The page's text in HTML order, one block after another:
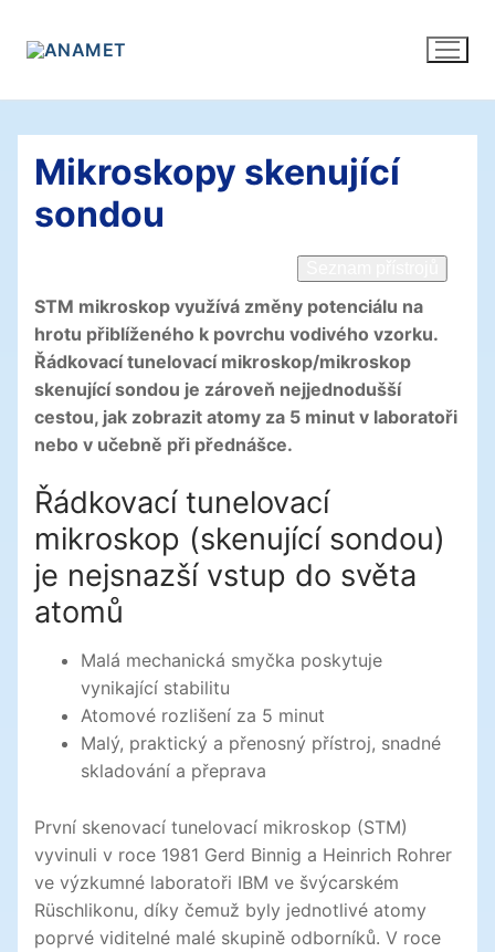
Mikroskopy skenující
sondou
STM mikroskop využívá změny potenciálu na
hrotu přiblíženého k povrchu vodivého vzorku.
Řádkovací tunelovací mikroskop/mikroskop
skenující sondou je zároveň nejjednodušší
cestou, jak zobrazit atomy za 5 minut v laboratoři
nebo v učebně při přednášce.
Řádkovací tunelovací
mikroskop (skenující sondou)
je nejsnazší vstup do světa
atomů
Malá mechanická smyčka poskytuje
vynikající stabilitu
Atomové rozlišení za 5 minut
Malý, praktický a přenosný přístroj, snadné
skladování a přeprava
První skenovací tunelovací mikroskop (STM)
vyvinuli v roce 1981 Gerd Binnig a Heinrich Rohrer
ve výzkumné laboratoři IBM ve švýcarském
Rüschlikonu, díky čemuž byly jednotlivé atomy
poprvé viditelné malé skupině odborníků. V roce